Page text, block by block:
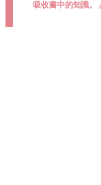
吸收書中的知識。」